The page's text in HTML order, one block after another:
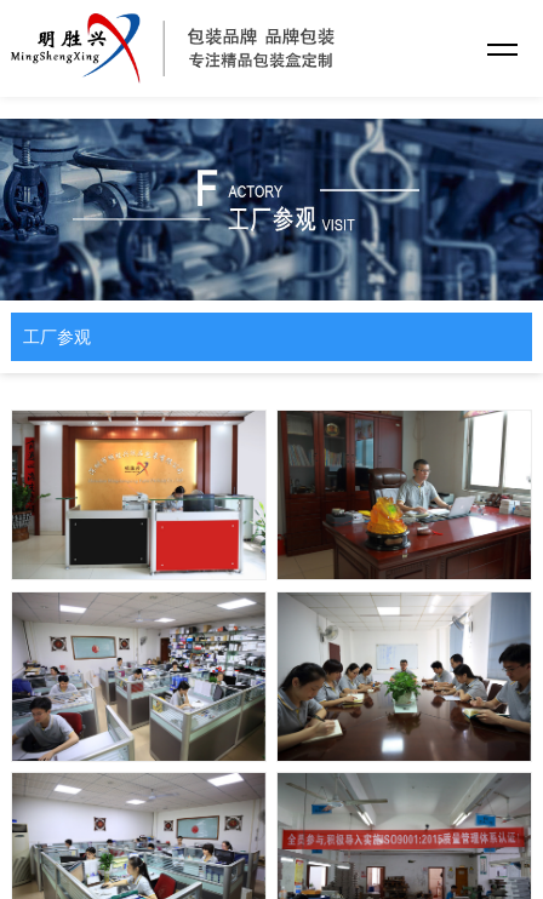
乐动·网站注册
工厂参观